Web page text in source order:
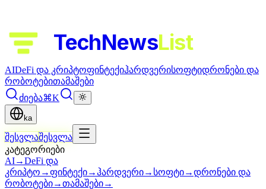
TechNewsList
AIDeFi და კრიპტოფინტექიჰარდვერისოფტიდრონები და
რობოტებითამაშები
ძიება⌘K
ka
შესვლაშესვლა
კატეგორიები
AI→DeFi და
კრიპტო →ფინტექი→ჰარდვერი→ სოფტი→დრონები და
რობოტები→თამაშები→